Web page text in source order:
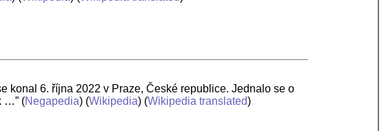
konal 6. října 2022 v Praze, České republice. Jednalo se o
…” (Negapedia) (Wikipedia) (Wikipedia translated)